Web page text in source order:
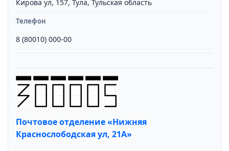
Кирова ул, 157, Тула, Тульская область
Телефон
8 (80010) 000-00
Почтовое отделение «Нижняя
Краснослободская ул, 21А»